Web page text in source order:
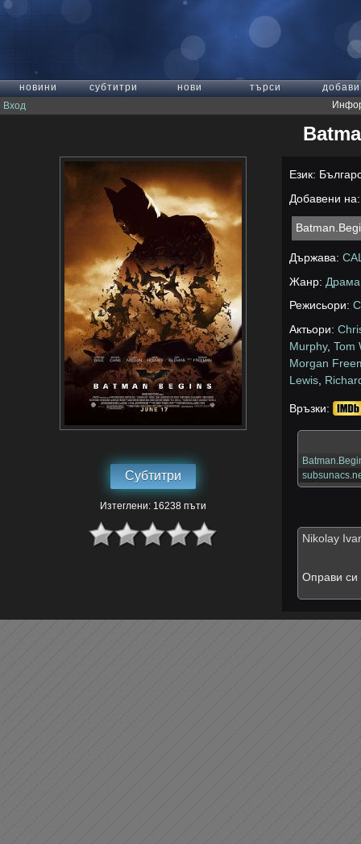
новини субтитри нови търси
добави
Вход
Субтитри
Изтеглени: 16238 пъти
Език:
Добавени
Държава:
Жанр: Драма
Режисьори:
Актьори:
Murphy,Tom
Morgan
Lewis
Връзки:
Nikolay
Оправи